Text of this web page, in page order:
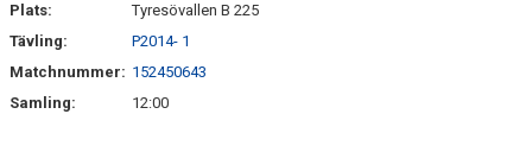
Plats:
Tyresövallen B 225
Tävling:
P2014- 1
Matchnummer: 152450643
Samling:
12:00